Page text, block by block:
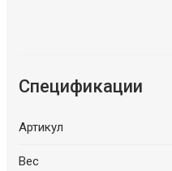
Спецификации
Артикул
Вес